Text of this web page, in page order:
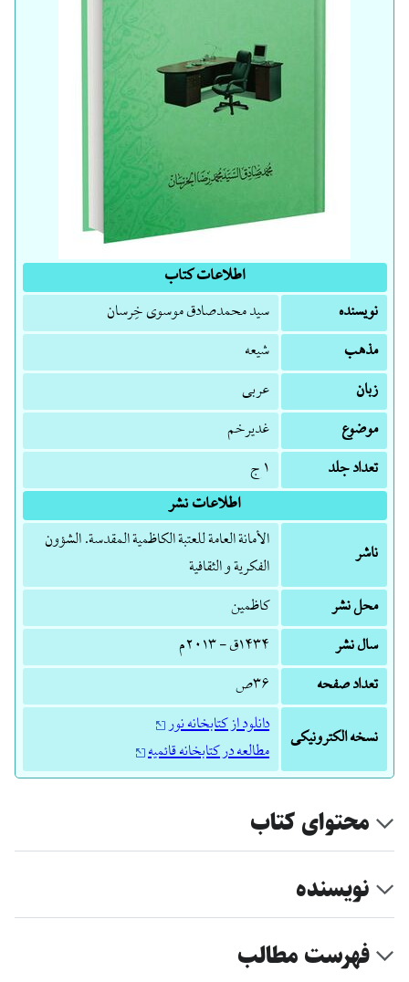
اطلاعات کتاب
نویسنده
سید محمدصادق موسوی خِرسان
مذهب
شیعه
زبان
عربی
موضوع
غدیرخم
تعداد جلد
۱ ج
اطلاعات نشر
ناشر
الأمانة العامة للعتبة الکاظمية المقدسة. الشؤون
الفکرية و الثقافية
محل نشر
کاظمین
سال نشر
۱۴۳۴ق - ۲۰۱۳م
تعداد صفحه
۳۶ص
نسخه الکترونیکی
دانلود از کتابخانه نور
مطالعه در کتابخانه قائمیه
محتوای کتاب
نویسنده
فهرست مطالب